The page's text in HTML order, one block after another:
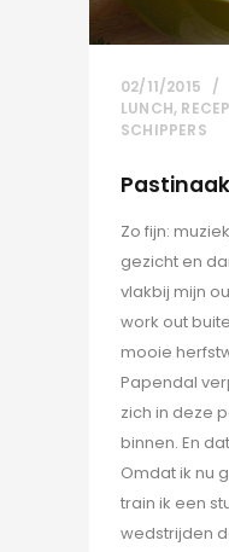
02/11/2015
LUNCH,
SCHIPPERS
Zo fijn:
gezicht en
vlakbij mijn
work out
mooie
Papendal
zich in deze
binnen. En
Omdat ik nu
train ik een
wedstrijden